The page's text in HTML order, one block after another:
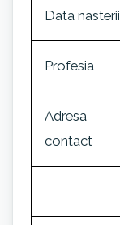
Data nasterii
Profesia
Adresa
contact